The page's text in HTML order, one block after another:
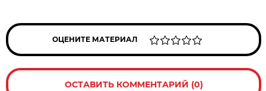
ОЦЕНИТЕ МАТЕРИАЛ
ОСТАВИТЬ КОММЕНТАРИЙ (0)